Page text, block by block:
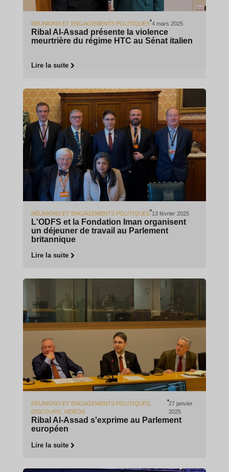
RÉUNIONS ET ENGAGEMENTS POLITIQUES 4 mars 2025
Ribal Al-Assad présente la violence
meurtrière du régime HTC au Sénat italien
Lire la suite
RÉUNIONS ET ENGAGEMENTS POLITIQUES 13 février 2025
L'ODFS et la Fondation Iman organisent
un déjeuner de travail au Parlement
britannique
Lire la suite
RÉUNIONS ET ENGAGEMENTS POLITIQUES,
DISCOURS, VIDÉOS
27 janvier
2025
Ribal Al-Assad s'exprime au Parlement
européen
Lire la suite